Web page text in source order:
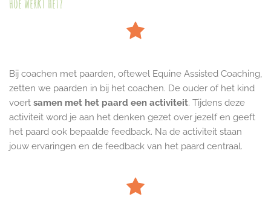
Bij coachen met paarden, oftewel Equine Assisted Coaching,
zetten we paarden in bij het coachen. De ouder of het kind
voert samen met het paard een activiteit. Tijdens deze
activiteit word je aan het denken gezet over jezelf en geeft
het paard ook bepaalde feedback. Na de activiteit staan
jouw ervaringen en de feedback van het paard centraal.